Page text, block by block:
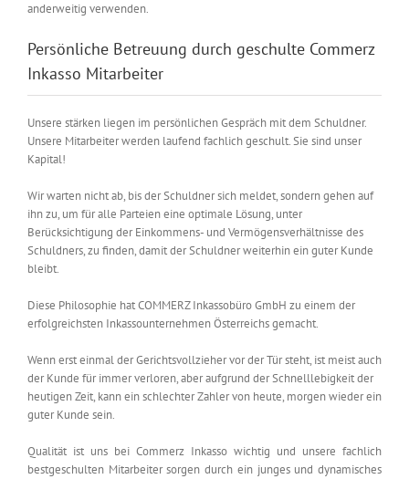
anderweitig verwenden.
Persönliche Betreuung durch geschulte Commerz
Inkasso Mitarbeiter
Unsere stärken liegen im persönlichen Gespräch mit dem Schuldner.
Unsere Mitarbeiter werden laufend fachlich geschult. Sie sind unser
Kapital!
Wir warten nicht ab, bis der Schuldner sich meldet, sondern gehen auf
ihn zu, um für alle Parteien eine optimale Lösung, unter
Berücksichtigung der Einkommens- und Vermögensverhältnisse des
Schuldners, zu finden, damit der Schuldner weiterhin ein guter Kunde
bleibt.
Diese Philosophie hat COMMERZ Inkassobüro GmbH zu einem der
erfolgreichsten Inkassounternehmen Österreichs gemacht.
Wenn erst einmal der Gerichtsvollzieher vor der Tür steht, ist meist auch
der Kunde für immer verloren, aber aufgrund der Schnelllebigkeit der
heutigen Zeit, kann ein schlechter Zahler von heute, morgen wieder ein
guter Kunde sein.
Qualität ist uns bei Commerz Inkasso wichtig und unsere fachlich
bestgeschulten Mitarbeiter sorgen durch ein junges und dynamisches